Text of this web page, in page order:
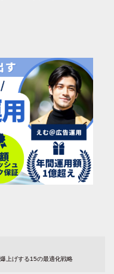
上げする15の最適化戦略